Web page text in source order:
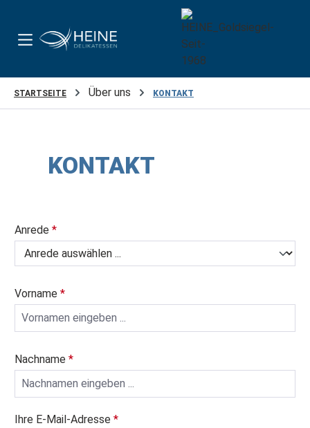
STARTSEITE Über uns KONTAKT
KONTAKT
Anrede *
Vorname *
Nachname *
Ihre E-Mail-Adresse *